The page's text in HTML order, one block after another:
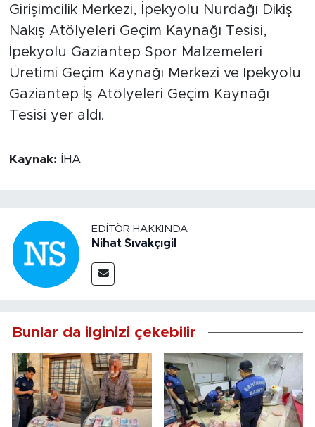
Girişimcilik Merkezi, İpekyolu Nurdağı Dikiş
Nakış Atölyeleri Geçim Kaynağı Tesisi,
İpekyolu Gaziantep Spor Malzemeleri
Üretimi Geçim Kaynağı Merkezi ve İpekyolu
Gaziantep İş Atölyeleri Geçim Kaynağı
Tesisi yer aldı.
Kaynak: İHA
EDITÖR HAKKINDA
Nihat Sıvakçıgil
Bunlar da ilginizi çekebilir